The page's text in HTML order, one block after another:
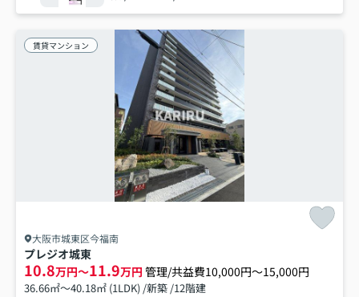
賃貸マンション
大阪市城東区今福南
プレジオ城東
10.8万円～11.9万円 管理/共益費10,000円～15,000円
36.66㎡～40.18㎡ (1LDK) /新築 /12階建